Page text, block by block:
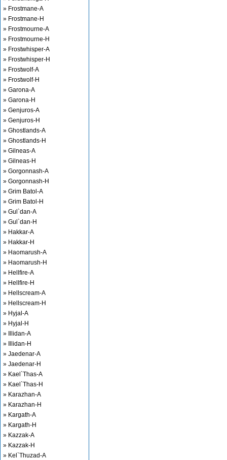
» Frostmane-A
» Frostmane-H
» Frostmourne-A
» Frostmourne-H
» Frostwhisper-A
» Frostwhisper-H
» Frostwolf-A
» Frostwolf-H
» Garona-A
» Garona-H
» Genjuros-A
» Genjuros-H
» Ghostlands-A
» Ghostlands-H
» Gilneas-A
» Gilneas-H
» Gorgonnash-A
» Gorgonnash-H
» Grim Batol-A
» Grim Batol-H
» Gul`dan-A
» Gul`dan-H
» Hakkar-A
» Hakkar-H
» Haomarush-A
» Haomarush-H
» Hellfire-A
» Hellfire-H
» Hellscream-A
» Hellscream-H
» Hyjal-A
» Hyjal-H
» Illidan-A
» Illidan-H
» Jaedenar-A
» Jaedenar-H
» Kael`Thas-A
» Kael`Thas-H
» Karazhan-A
» Karazhan-H
» Kargath-A
» Kargath-H
» Kazzak-A
» Kazzak-H
» Kel`Thuzad-A